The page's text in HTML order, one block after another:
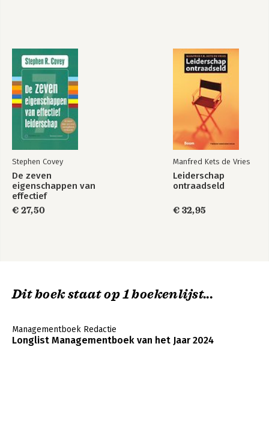
Stephen Covey
De zeven
eigenschappen van
effectief
leiderschap
€ 27,50
Manfred Kets de Vries
Leiderschap
ontraadseld
€ 32,95
Dit boek staat op 1 boekenlijst...
Managementboek Redactie
Longlist Managementboek van het Jaar 2024